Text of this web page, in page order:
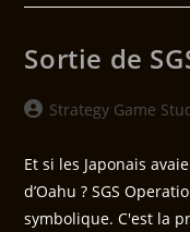
Sortie de
Strategy Game
Et si les Japonais
d’Oahu ? SGS
symbolique. C'est la